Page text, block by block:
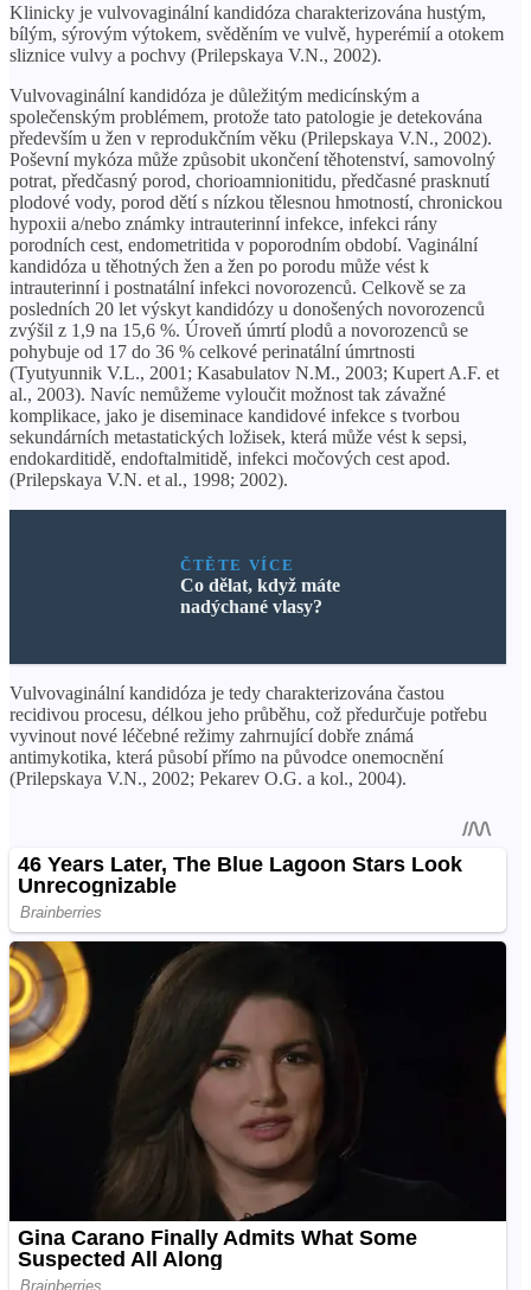
Klinicky je vulvovaginální kandidóza charakterizována hustým,
bílým, sýrovým výtokem, svěděním ve vulvě, hyperémií a otokem
sliznice vulvy a pochvy (Prilepskaya V.N., 2002).
Vulvovaginální kandidóza je důležitým medicínským a
společenským problémem, protože tato patologie je detekována
především u žen v reprodukčním věku (Prilepskaya V.N., 2002).
Poševní mykóza může způsobit ukončení těhotenství, samovolný
potrat, předčasný porod, chorioamnionitidu, předčasné prasknutí
plodové vody, porod dětí s nízkou tělesnou hmotností, chronickou
hypoxii a/nebo známky intrauterinní infekce, infekci rány
porodních cest, endometritida v poporodním období. Vaginální
kandidóza u těhotných žen a žen po porodu může vést k
intrauterinní i postnatální infekci novorozenců. Celkově se za
posledních 20 let výskyt kandidózy u donošených novorozenců
zvýšil z 1,9 na 15,6 %. Úroveň úmrtí plodů a novorozenců se
pohybuje od 17 do 36 % celkové perinatální úmrtnosti
(Tyutyunnik V.L., 2001; Kasabulatov N.M., 2003; Kupert A.F. et
al., 2003). Navíc nemůžeme vyloučit možnost tak závažné
komplikace, jako je diseminace kandidové infekce s tvorbou
sekundárních metastatických ložisek, která může vést k sepsi,
endokarditidě, endoftalmitidě, infekci močových cest apod.
(Prilepskaya V.N. et al., 1998; 2002).
ČTĚTE VÍCE
Co dělat, když máte
nadýchané vlasy?
Vulvovaginální kandidóza je tedy charakterizována častou
recidivou procesu, délkou jeho průběhu, což předurčuje potřebu
vyvinout nové léčebné režimy zahrnující dobře známá
antimykotika, která působí přímo na původce onemocnění
(Prilepskaya V.N., 2002; Pekarev O.G. a kol., 2004).